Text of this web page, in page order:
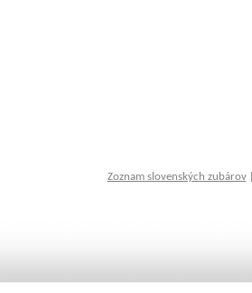
Zoznam slovenských zubárov|